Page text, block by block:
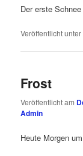
Der erste
Veröffentlicht unter
Frost
Veröffentlicht am
Admin
Heute Morgen